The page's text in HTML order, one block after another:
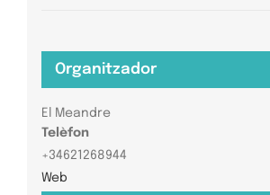
Organitzador
El Meandre
Telèfon
+34621268944
Web